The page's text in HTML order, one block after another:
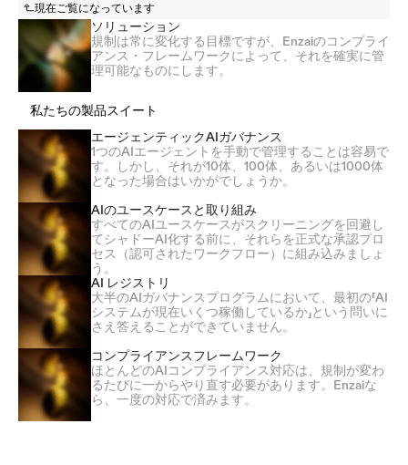
現在ご覧になっています
ソリューション
規制は常に変化する目標ですが、Enzaiのコンプライ
アンス・フレームワークによって、それを確実に管
理可能なものにします。
私たちの製品スイート
エージェンティックAIガバナンス
1つのAIエージェントを手動で管理することは容易で
す。しかし、それが10体、100体、あるいは1000体
となった場合はいかがでしょうか。
AIのユースケースと取り組み
すべてのAIユースケースがスクリーニングを回避し
てシャドーAI化する前に、それらを正式な承認プロ
セス（認可されたワークフロー）に組み込みましょ
う。
AI レジストリ
大半のAIガバナンスプログラムにおいて、最初の「AI
システムが現在いくつ稼働しているか」という問いに
さえ答えることができていません。
コンプライアンスフレームワーク
ほとんどのAIコンプライアンス対応は、規制が変わ
るたびに一からやり直す必要があります。Enzaiな
ら、一度の対応で済みます。